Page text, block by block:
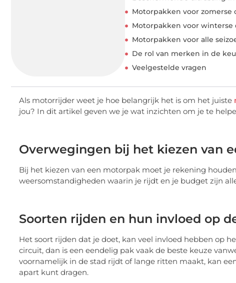
Motorpakken voor
Motorpakken voor
Motorpakken voor alle
De rol van merken in de
Veelgestelde vragen
Als motorrijder weet je hoe belangrijk het is om het juiste
jou? In dit artikel geven we je wat inzichten om je te
Overwegingen bij het kiezen van
Bij het kiezen van een motorpak moet je rekening
weersomstandigheden waarin je rijdt en je budget zijn
Soorten rijden en hun invloed op
Het soort rijden dat je doet, kan veel invloed hebben op
circuit, dan is een eendelig pak vaak de beste keuze
voornamelijk in de stad rijdt of lange ritten maakt, kan
apart kunt dragen.